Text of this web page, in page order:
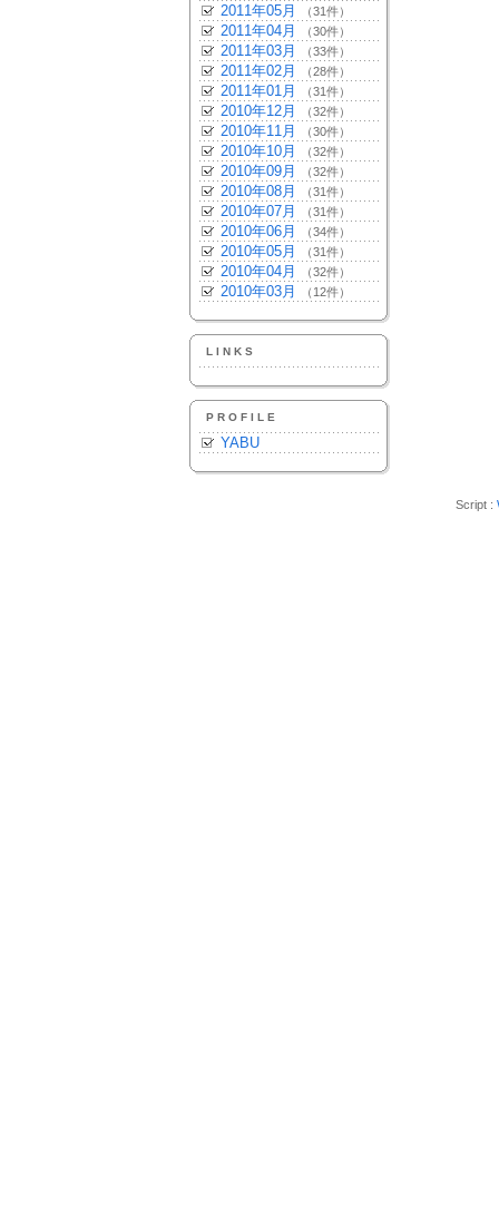
2011年05月 （31件）
2011年04月 （30件）
2011年03月 （33件）
2011年02月 （28件）
2011年01月 （31件）
2010年12月 （32件）
2010年11月 （30件）
2010年10月 （32件）
2010年09月 （32件）
2010年08月 （31件）
2010年07月 （31件）
2010年06月 （34件）
2010年05月 （31件）
2010年04月 （32件）
2010年03月 （12件）
LINKS
PROFILE
YABU
Script :